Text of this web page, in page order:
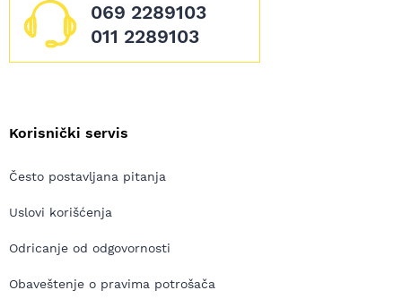
069 2289103
011 2289103
Korisnički servis
Često postavljana pitanja
Uslovi korišćenja
Odricanje od odgovornosti
Obaveštenje o pravima potrošača